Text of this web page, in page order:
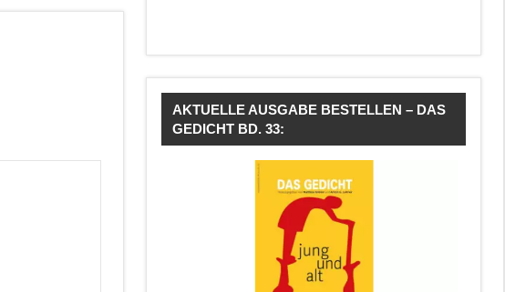
AKTUELLE AUSGABE BESTELLEN – DAS
GEDICHT BD. 33: